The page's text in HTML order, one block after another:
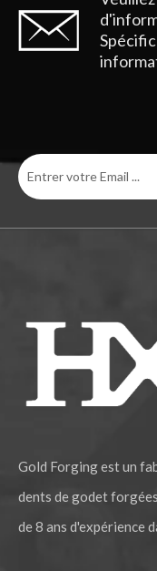
Gold Forging est un
dents de godet
de 8 ans d'expérience